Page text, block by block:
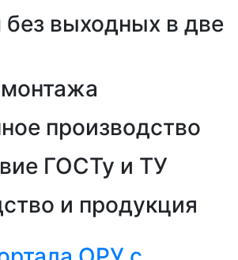
без выходных в две
производство
ГОСТу и ТУ
и продукция